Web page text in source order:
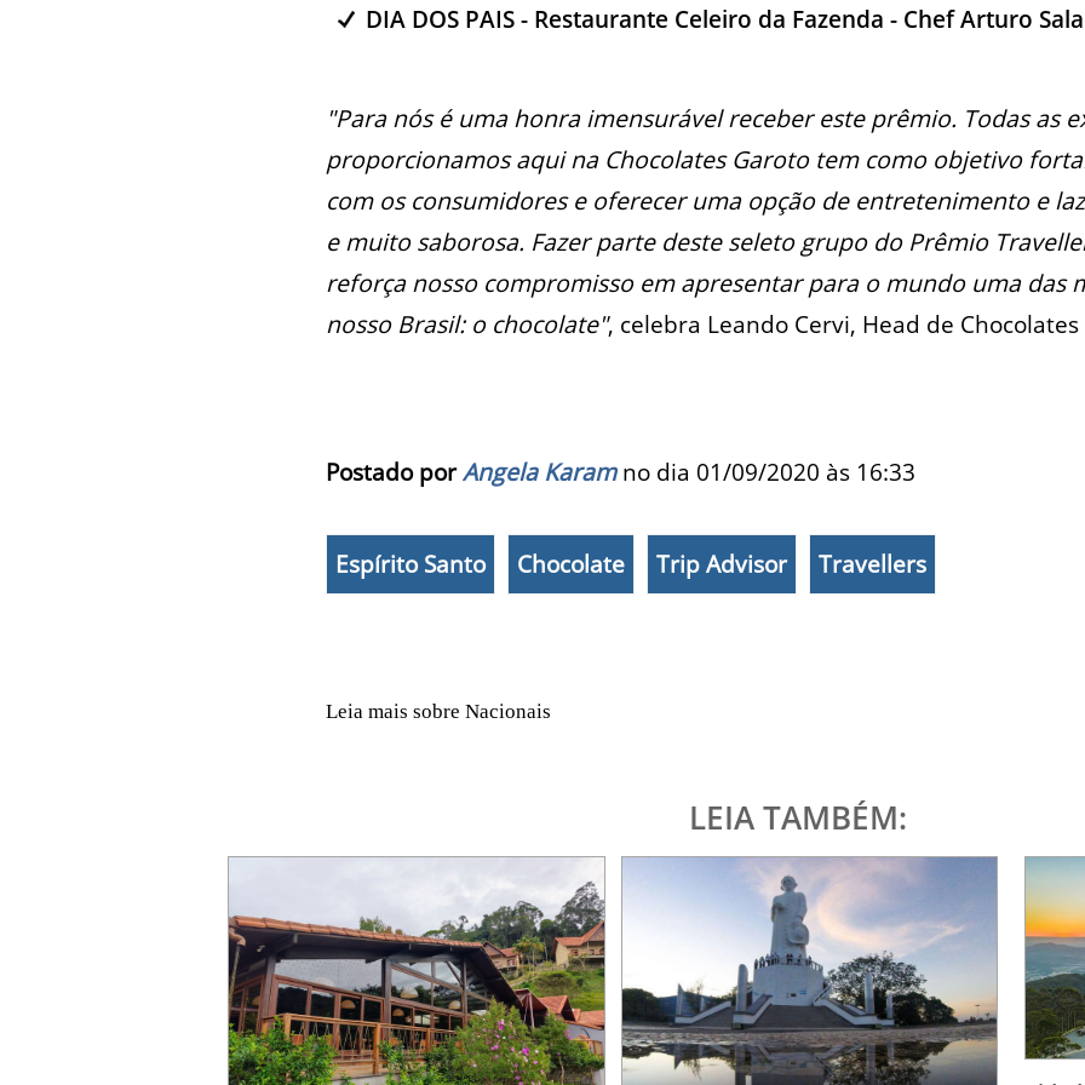
DIA DOS PAIS - Restaurante Celeiro da Fazenda - Chef Arturo
"Para nós é uma honra imensurável receber este prêmio. Todas as
proporcionamos aqui na Chocolates Garoto tem como objetivo
com os consumidores e oferecer uma opção de entretenimento e
e muito saborosa. Fazer parte deste seleto grupo do Prêmio
reforça nosso compromisso em apresentar para o mundo uma das
nosso Brasil: o chocolate", celebra Leando Cervi, Head de
Postado porAngela Karam no dia 01/09/2020 às 16:33
Espírito Santo Chocolate Trip Advisor Travellers
Leia mais sobre Nacionais
LEIA TAMBÉM: